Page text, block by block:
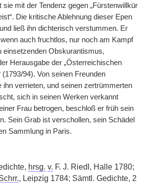
sie mit der Tendenz gegen „Fürstenwillkür
Die kritische Ablehnung dieser Epen
ließ ihn dichterisch verstummen. Er
auch fruchtlos, nur noch am Kampf
einsetzenden Obskurantismus,
Herausgabe der „Österreichischen
(1793/94). Von seinen Freunden
ihn verrieten, und seinen zertrümmerten
sich in seinen Werken verkannt
Frau betrogen, beschloß er früh sein
Sein Grab ist verschollen, sein Schädel
Sammlung in Paris.
hrsg. v. F. J. Riedl, Halle 1780;
, Leipzig 1784; Sämtl. Gedichte, 2